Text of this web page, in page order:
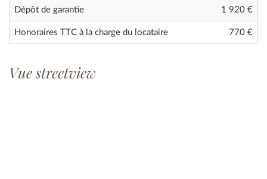
Dépôt de garantie 1 920 €
Honoraires TTC à la charge du locataire 770 €
Vue streetview